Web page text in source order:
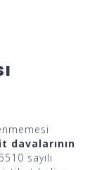
davalarının
sayılı